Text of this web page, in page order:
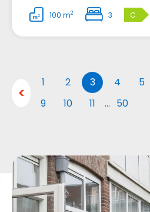
100 m2 3 C
1 2 3 4 5
9
10 11 … 50